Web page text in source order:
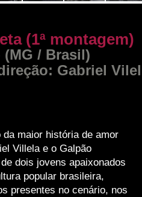
(1ª montagem)
/ Brasil)
Gabriel
maior história de amor
Villela e o Galpão
dois jovens apaixonados
popular brasileira,
presentes no cenário, nos